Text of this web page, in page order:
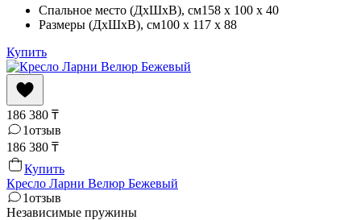
Спальное место (ДхШхВ), см158 x 100 x 40
Размеры (ДхШхВ), см100 x 117 x 88
Купить
186 380 ₸
1отзыв
186 380 ₸
Купить
Кресло Ларни Велюр Бежевый
1отзыв
Независимые пружины